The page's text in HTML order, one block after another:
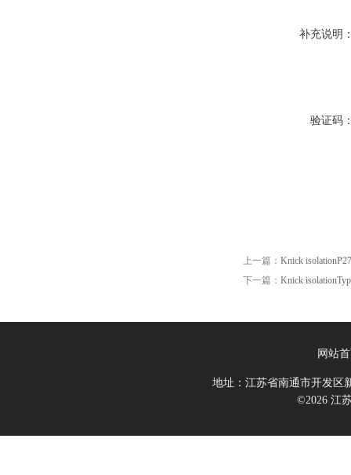
补充说明
验证码
上一篇： Knick
下一篇： Knick
网站
地址：江苏省南通市开发区
©2026 江